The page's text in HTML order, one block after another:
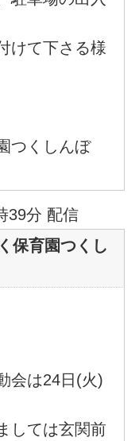
けて下さる様
つくしんぼ
39分 配信
保育園つくし
会は24日(火)
しては玄関前